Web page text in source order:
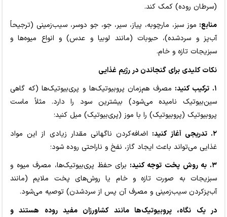
(سرطان روده) کمک کند.
منابع: موز سبز، مارچوبه، پیاز، سیر، جو، جو دوسر، سیب‌زمینی (ترجیحاً
آب‌پز و سردشده)، حبوبات (مانند لوبیا و عدس) و انواع میوه‌ها و
سبزیجات تازه و خام.
نکات کلیدی برای گنجاندن در رژیم غذایی
۱. ترکیب کنید:
مصرف هم‌زمان پروبیوتیک‌ها و پری‌بیوتیک‌ها (که گاهی
سین‌بیوتیک نامیده می‌شود) بیشترین سود را دارد. مثلاً ماست
پروبیوتیک (پروبیوتیک) را با موز (پری‌بیوتیک) میل کنید؛
۲. تدریجی آغاز کنید:
اضافه‌کردن ناگهانی مقدار زیادی از این مواد
غذایی می‌تواند باعث ایجاد گاز، نفخ و ناراحتی روده شود؛
۳. به روش پخت توجه کنید:
برای حفظ پری‌بیوتیک‌ها، مصرف میوه و
سبزیجات به صورت تازه و خام یا روش‌های پخت ملایم (مانند
آب‌پزکردن سیب‌زمینی و مصرف آن پس از سردشدن) توصیه می‌شود.
در یک نگاه، پروبیوتیک‌ها مانند کشاورزان مفید روده هستند و